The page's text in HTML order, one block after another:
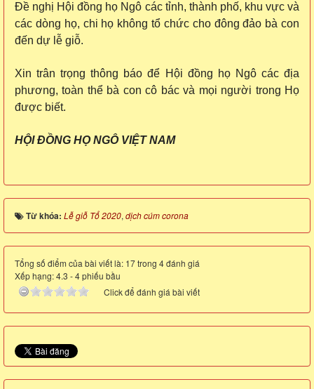
Đề nghị Hội đồng họ Ngô các tỉnh, thành phố, khu vực và
các dòng họ, chi họ không tổ chức cho đông đảo bà con
đến dự lễ giỗ.
Xin trân trọng thông báo để Hội đồng họ Ngô các địa
phương, toàn thể bà con cô bác và mọi người trong Họ
được biết.
HỘI ĐỒNG HỌ NGÔ VIỆT NAM
Từ khóa: Lễ giỗ Tổ 2020,dịch cúm corona
Tổng số điểm của bài viết là: 17 trong 4 đánh giá
Xếp hạng:4.3 -4phiếu bầu
Click để đánh giá bài viết